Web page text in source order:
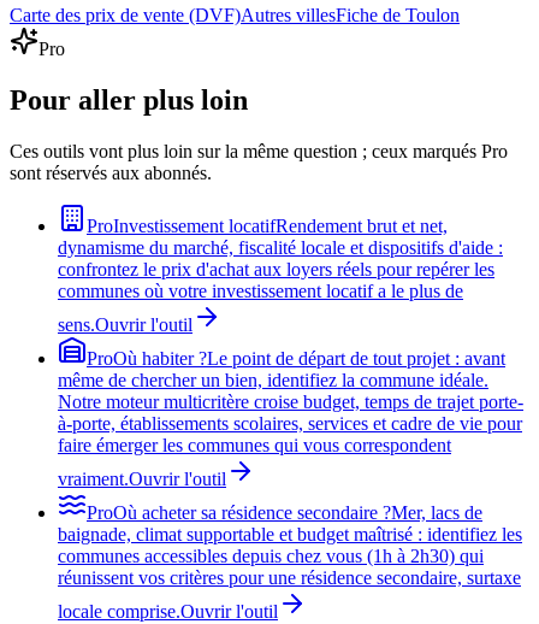
Carte des prix de vente (DVF)Autres villesFiche de Toulon
Pro
Pour aller plus loin
Ces outils vont plus loin sur la même question ; ceux marqués Pro
sont réservés aux abonnés.
ProInvestissement locatifRendement brut et net,
dynamisme du marché, fiscalité locale et dispositifs d'aide :
confrontez le prix d'achat aux loyers réels pour repérer les
communes où votre investissement locatif a le plus de
sens.Ouvrir l'outil
ProOù habiter ?Le point de départ de tout projet : avant
même de chercher un bien, identifiez la commune idéale.
Notre moteur multicritère croise budget, temps de trajet porte-
à-porte, établissements scolaires, services et cadre de vie pour
faire émerger les communes qui vous correspondent
vraiment.Ouvrir l'outil
ProOù acheter sa résidence secondaire ?Mer, lacs de
baignade, climat supportable et budget maîtrisé : identifiez les
communes accessibles depuis chez vous (1h à 2h30) qui
réunissent vos critères pour une résidence secondaire, surtaxe
locale comprise.Ouvrir l'outil